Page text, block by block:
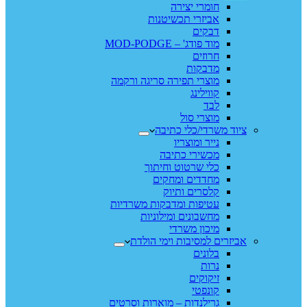
חומרי יצירה
אביזרי תכשיטנות
דבקים
מוד פודג' – MOD-PODGE
חרוזים
מדבקות
מוצרי תפירה סריגה ורקמה
קווילינג
לבד
מוצרי סול
ציוד משרדי/כלי כתיבה
נייר ומוצריו
מכשירי כתיבה
כלי שרטוט וחיתוך
מחדדים ומחקים
קלסרים ותיוק
עטיפות ומדבקות משרדיות
מחשבונים ומילוניות
מיכון משרדי
אביזרים למסיבות וימי הולדת
בלונים
נרות
זיקוקים
קונפטי
גרילנדות – מוארות וסרטים